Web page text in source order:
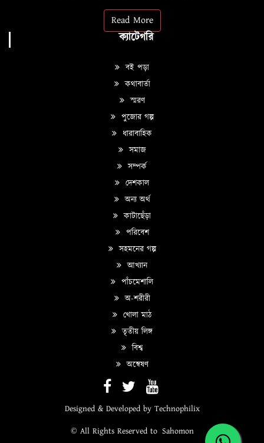
Read More
ক্যাটেগরি
বই পড়া
কথাবার্তা
স্মরণ
পুজোর গল্প
ধারাবাহিক
সমাজ
সম্পর্ক
দেশকাল
অন্য অর্থ
কাটাছেঁড়া
পরিবেশ
সহমনের গল্প
আখ্যান
পাঁচমেশালি
অ-শরীরী
খোলা মাঠ
তৃতীয় লিঙ্গ
বিশ্ব
অন্বেষণ
Designed & Developed by Technophilix
© All Rights Reserved to Sahomon